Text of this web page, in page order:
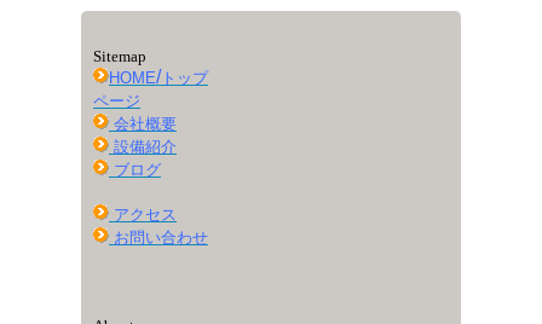
Sitemap
HOME/ トップ
ページ
会社概要
設備紹介
ブログ
アクセス
お問い合わせ